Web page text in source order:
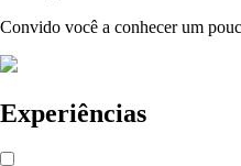
Convido você a conhecer um
Experiências